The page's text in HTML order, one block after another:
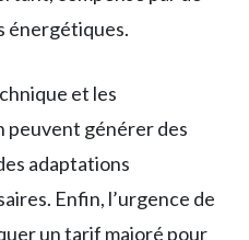
énergétiques.
et les
peuvent générer des
adaptations
Enfin, l’urgence de
un tarif majoré pour